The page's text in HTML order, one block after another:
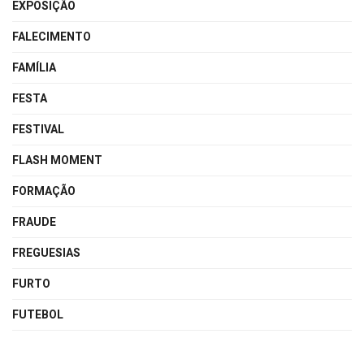
EXPOSIÇÃO
FALECIMENTO
FAMÍLIA
FESTA
FESTIVAL
FLASH MOMENT
FORMAÇÃO
FRAUDE
FREGUESIAS
FURTO
FUTEBOL